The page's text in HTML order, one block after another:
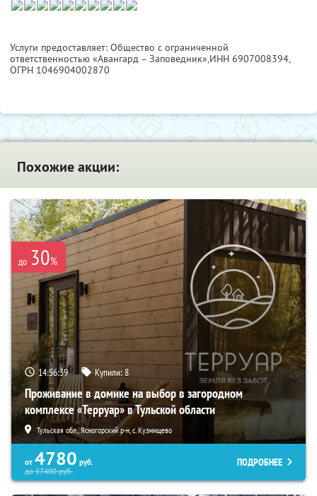
Услуги предоставляет: Общество с ограниченной
ответственностью «Авангард – Заповедник»,ИНН 6907008394,
ОГРН 1046904002870
Похожие акции:
до 30%
14:56:38 Купили:8
Проживание в домике на выбор в загородном
комплексе «Терруар» в Тульской области
Тульская обл., Ясногорский р-н, с. Кузмищево
от 4780 руб.
до57400руб.
ПОДРОБНЕЕ